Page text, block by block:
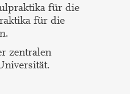
für die
für die
zentralen